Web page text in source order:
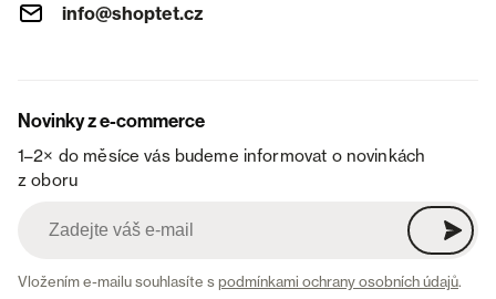
info@shoptet.cz
Novinky z e-commerce
1–2× do měsíce vás budeme informovat o novinkách
z oboru
Vložením e-mailu souhlasíte spodmínkami ochrany osobních údajů.